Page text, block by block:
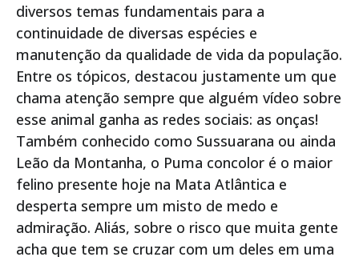
diversos temas fundamentais para a
continuidade de diversas espécies e
manutenção da qualidade de vida da população.
Entre os tópicos, destacou justamente um que
chama atenção sempre que alguém vídeo sobre
esse animal ganha as redes sociais: as onças!
Também conhecido como Sussuarana ou ainda
Leão da Montanha, o Puma concolor é o maior
felino presente hoje na Mata Atlântica e
desperta sempre um misto de medo e
admiração. Aliás, sobre o risco que muita gente
acha que tem se cruzar com um deles em uma